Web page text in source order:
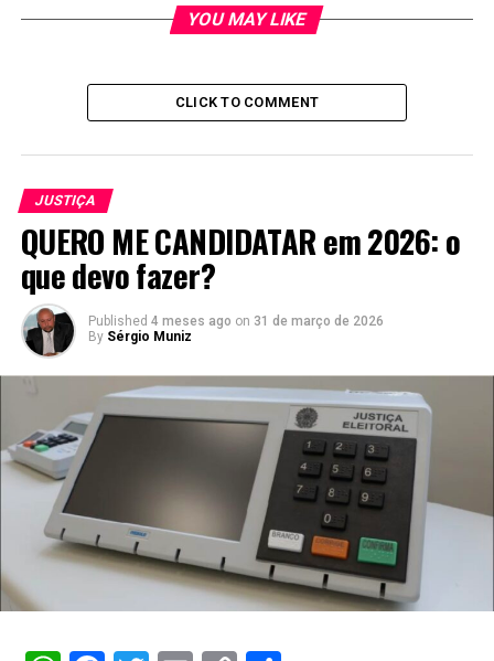
YOU MAY LIKE
CLICK TO COMMENT
JUSTIÇA
QUERO ME CANDIDATAR em 2026: o
que devo fazer?
Published 4 meses ago on 31 de março de 2026
By Sérgio Muniz